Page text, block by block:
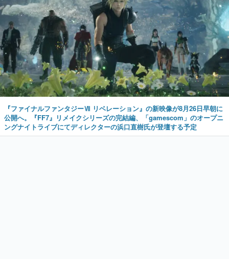
『ファイナルファンタジーⅦ リベレーション』の新映像が8月26日早朝に
公開へ。『FF7』リメイクシリーズの完結編、「gamescom」のオープニ
ングナイトライブにてディレクターの浜口直樹氏が登壇する予定